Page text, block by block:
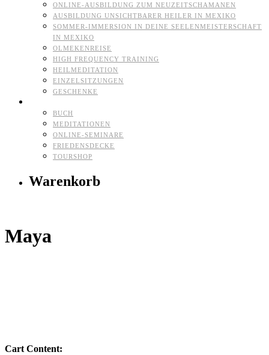
ONLINE-AUSBILDUNG ZUM NEUZEITSCHAMANEN
AUSBILDUNG UNSICHTBARER HEILER IN MEXIKO
SOMMER-IMMERSION IN DEINE SEELENMEISTERSCHAFT
IN MEXIKO
OLMEKENREISE
HIGH FREQUENCY TRAINING
HEILMEDITATION
EINZELSITZUNGEN
GESCHENKE
BUCH
MEDITATIONEN
ONLINE-SEMINARE
FRIEDENSDECKE
TOURSHOP
Warenkorb
Maya
Cart Content: